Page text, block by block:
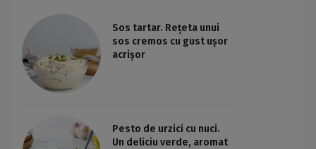
Sos tartar. Rețeta unui
sos cremos cu gust ușor
acrișor
Pesto de urzici cu nuci.
Un deliciu verde, aromat